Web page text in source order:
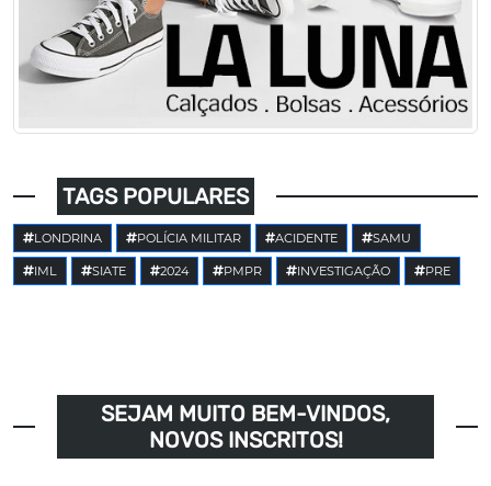
TAGS POPULARES
LONDRINA POLÍCIA MILITAR ACIDENTE SAMU
IML SIATE 2024 PMPR INVESTIGAÇÃO PRE
SEJAM MUITO BEM-VINDOS,
NOVOS INSCRITOS!